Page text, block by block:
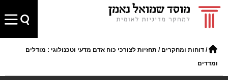
/ דוחות ומחקרים / תחזיות לצורכי כוח אדם מדעי וטכנולוגי : מודלים
ומדדים